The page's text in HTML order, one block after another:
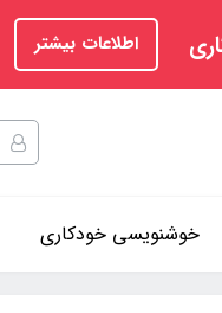
اطلاعات بیشتر
خوشنویسی خودکاری